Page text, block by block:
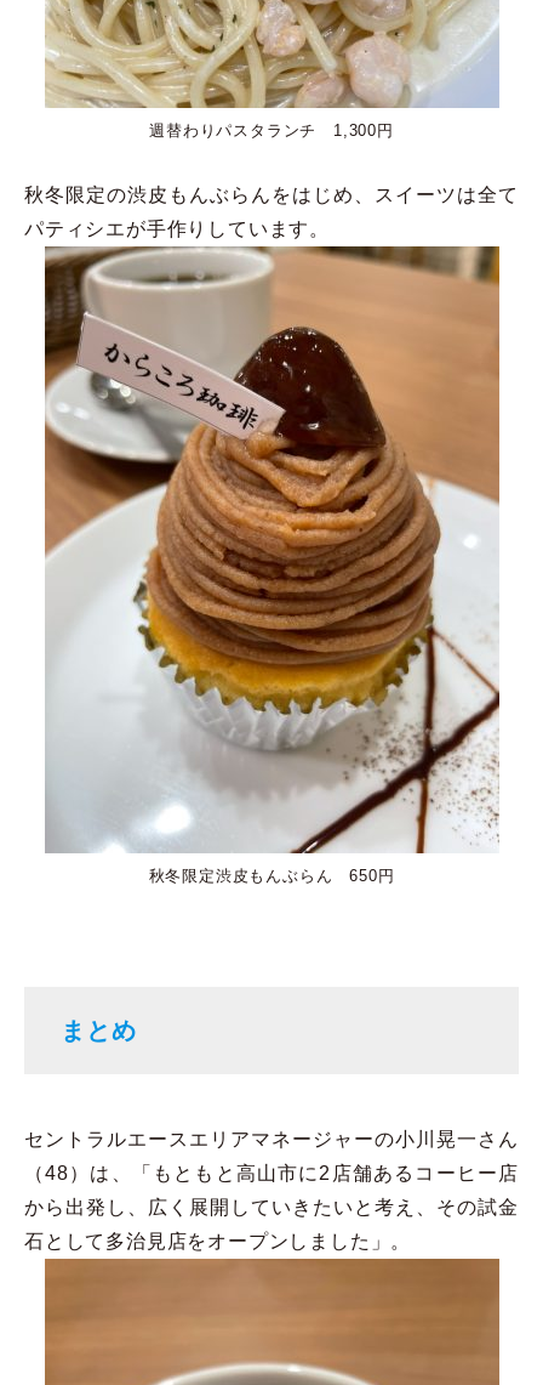
週替わりパスタランチ 1,300円
秋冬限定の渋皮もんぶらんをはじめ、スイーツは全て
パティシエが手作りしています。
秋冬限定渋皮もんぶらん 650円
まとめ
セントラルエースエリアマネージャーの小川晃一さん
（48）は、「もともと高山市に2店舗あるコーヒー店
から出発し、広く展開していきたいと考え、その試金
石として多治見店をオープンしました」。